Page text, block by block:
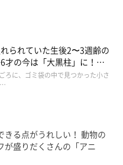
られていた生後2〜3週齢の
才の今は「大黒柱」に！
成長した姿にグッとくる
ろに、ゴミ袋の中で見つかった小さ
…
きる点がうれしい！ 動物の
が盛りだくさんの「アニ